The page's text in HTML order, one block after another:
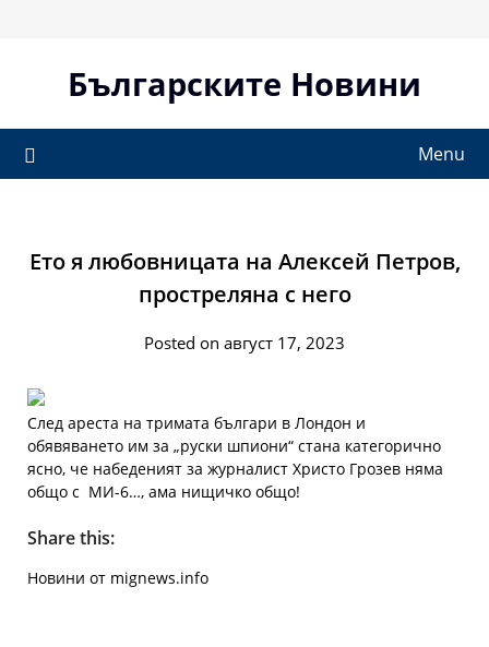
Българските Новини
Menu
Ето я любовницата на Алексей Петров,
простреляна с него
Posted on август 17, 2023
След ареста на тримата българи в Лондон и
обявяването им за „руски шпиони“ стана категорично
ясно, че набеденият за журналист Христо Грозев няма
общо с МИ-6…, ама нищичко общо!
Share this:
Новини от mignews.info